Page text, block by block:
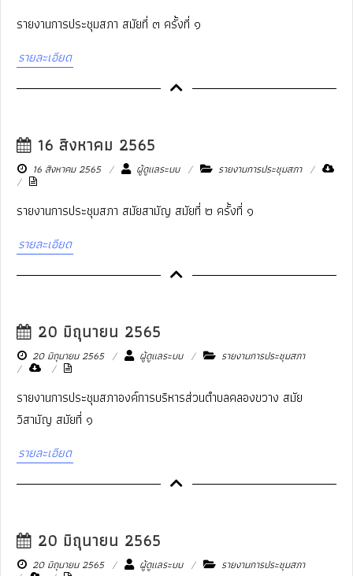
รายงานการประชุมสภา สมัยที่ ๓ ครั้งที่ ๑
รายละเอียด
16 สิงหาคม 2565
16 สิงหาคม 2565 ผู้ดูแลระบบ รายงานการประชุมสภา
รายงานการประชุมสภา สมัยสามัญ สมัยที่ ๒ ครั้งที่ ๑
รายละเอียด
20 มิถุนายน 2565
20 มิถุนายน 2565 ผู้ดูแลระบบ รายงานการประชุมสภา
รายงานการประชุมสภาองค์การบริหารส่วนตำบลคลองขวาง สมัย
วิสามัญ สมัยที่ ๑
รายละเอียด
20 มิถุนายน 2565
20 มิถุนายน 2565 ผู้ดูแลระบบ รายงานการประชุมสภา